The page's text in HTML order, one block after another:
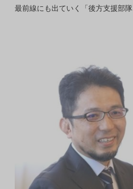
最前線にも出ていく「後方支援部隊